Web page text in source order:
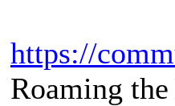
https://
Roaming